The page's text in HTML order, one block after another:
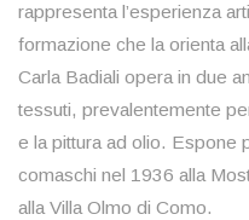
rappresenta l’esperienza
formazione che la orienta
Carla Badiali opera in due
tessuti, prevalentemente
e la pittura ad olio. Espone
comaschi nel 1936 alla
alla Villa Olmo di Como.